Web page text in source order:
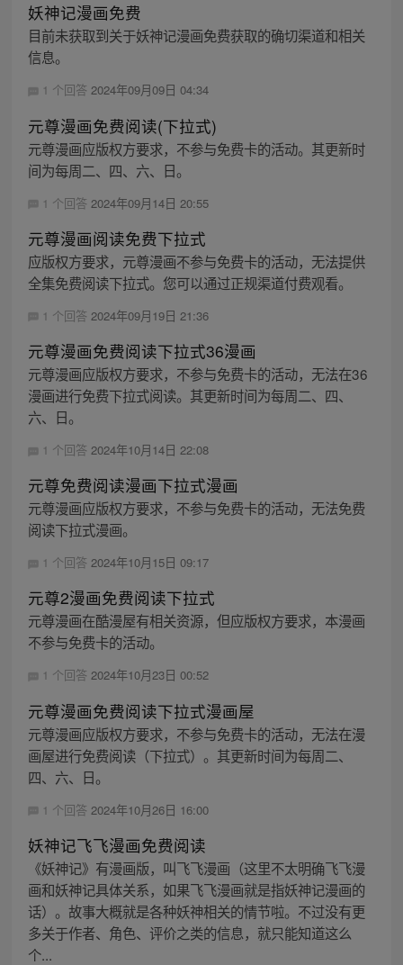
妖神记漫画免费
目前未获取到关于妖神记漫画免费获取的确切渠道和相关
信息。
1 个回答 2024年09月09日 04:34
元尊漫画免费阅读(下拉式)
元尊漫画应版权方要求，不参与免费卡的活动。其更新时
间为每周二、四、六、日。
1 个回答 2024年09月14日 20:55
元尊漫画阅读免费下拉式
应版权方要求，元尊漫画不参与免费卡的活动，无法提供
全集免费阅读下拉式。您可以通过正规渠道付费观看。
1 个回答 2024年09月19日 21:36
元尊漫画免费阅读下拉式36漫画
元尊漫画应版权方要求，不参与免费卡的活动，无法在36
漫画进行免费下拉式阅读。其更新时间为每周二、四、
六、日。
1 个回答 2024年10月14日 22:08
元尊免费阅读漫画下拉式漫画
元尊漫画应版权方要求，不参与免费卡的活动，无法免费
阅读下拉式漫画。
1 个回答 2024年10月15日 09:17
元尊2漫画免费阅读下拉式
元尊漫画在酷漫屋有相关资源，但应版权方要求，本漫画
不参与免费卡的活动。
1 个回答 2024年10月23日 00:52
元尊漫画免费阅读下拉式漫画屋
元尊漫画应版权方要求，不参与免费卡的活动，无法在漫
画屋进行免费阅读（下拉式）。其更新时间为每周二、
四、六、日。
1 个回答 2024年10月26日 16:00
妖神记飞飞漫画免费阅读
《妖神记》有漫画版，叫飞飞漫画（这里不太明确飞飞漫
画和妖神记具体关系，如果飞飞漫画就是指妖神记漫画的
话）。故事大概就是各种妖神相关的情节啦。不过没有更
多关于作者、角色、评价之类的信息，就只能知道这么
个...